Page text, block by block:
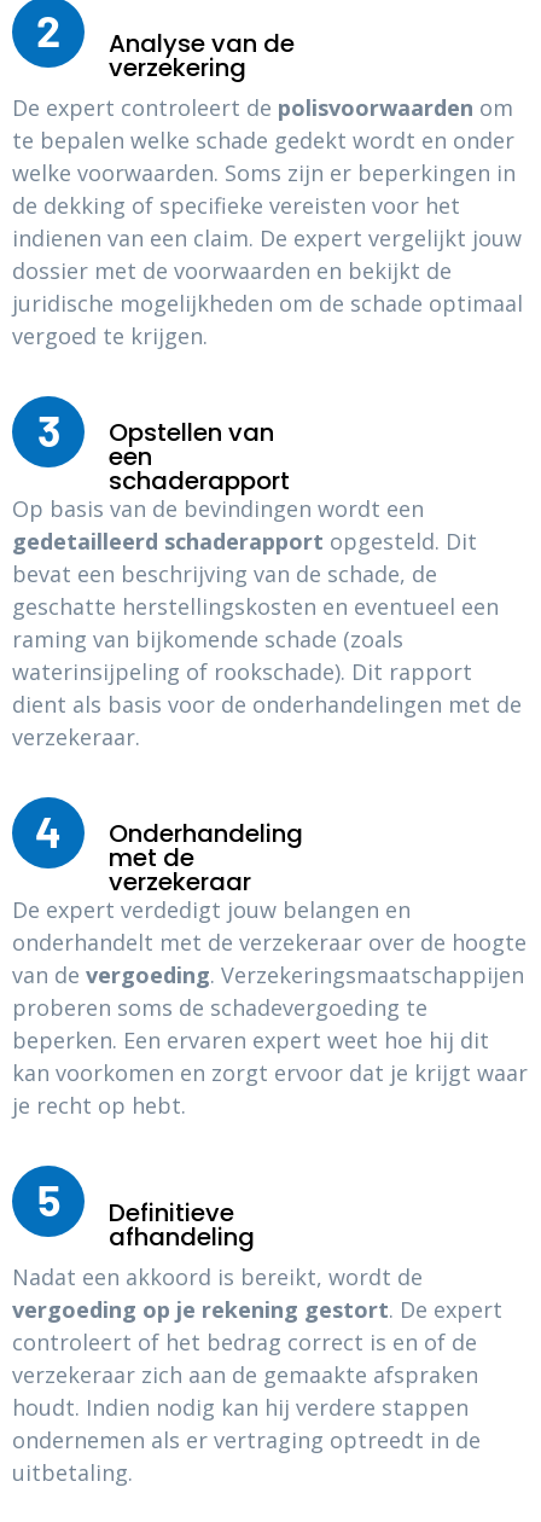
2 Analyse van de
verzekering
De expert controleert de polisvoorwaarden om
te bepalen welke schade gedekt wordt en onder
welke voorwaarden. Soms zijn er beperkingen in
de dekking of specifieke vereisten voor het
indienen van een claim. De expert vergelijkt jouw
dossier met de voorwaarden en bekijkt de
juridische mogelijkheden om de schade optimaal
vergoed te krijgen.
3 Opstellen van
een
schaderapport
Op basis van de bevindingen wordt een
gedetailleerd schaderapport opgesteld. Dit
bevat een beschrijving van de schade, de
geschatte herstellingskosten en eventueel een
raming van bijkomende schade (zoals
waterinsijpeling of rookschade). Dit rapport
dient als basis voor de onderhandelingen met de
verzekeraar.
4 Onderhandeling
met de
verzekeraar
De expert verdedigt jouw belangen en
onderhandelt met de verzekeraar over de hoogte
van de vergoeding. Verzekeringsmaatschappijen
proberen soms de schadevergoeding te
beperken. Een ervaren expert weet hoe hij dit
kan voorkomen en zorgt ervoor dat je krijgt waar
je recht op hebt.
5 Definitieve
afhandeling
Nadat een akkoord is bereikt, wordt de
vergoeding op je rekening gestort. De expert
controleert of het bedrag correct is en of de
verzekeraar zich aan de gemaakte afspraken
houdt. Indien nodig kan hij verdere stappen
ondernemen als er vertraging optreedt in de
uitbetaling.